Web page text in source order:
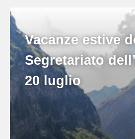
Vacanze estive
Segretariato
20 luglio